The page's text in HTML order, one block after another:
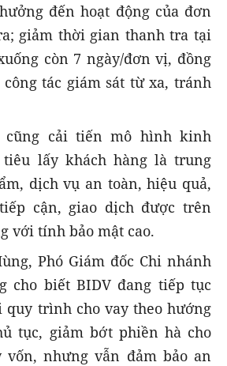
đến hoạt động của đơn
giảm thời gian thanh tra tại
còn 7 ngày/đơn vị, đồng
tác giám sát từ xa, tránh
cũng cải tiến mô hình kinh
lấy khách hàng là trung
dịch vụ an toàn, hiệu quả,
cận, giao dịch được trên
với tính bảo mật cao.
Phó Giám đốc Chi nhánh
cho biết BIDV đang tiếp tục
quy trình cho vay theo hướng
tục, giảm bớt phiền hà cho
vốn, nhưng vẫn đảm bảo an